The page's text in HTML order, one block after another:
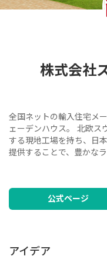
株式会社
全国ネットの輸入住宅メ
ェーデンハウス。 北欧ス
する現地工場を持ち、日
提供することで、豊かな
公式ページ
アイデア